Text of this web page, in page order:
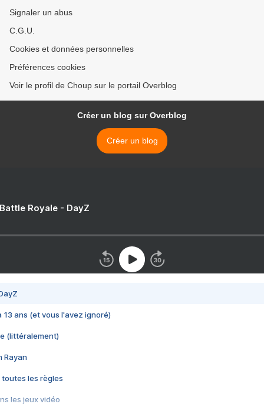
Signaler un abus
C.G.U.
Cookies et données personnelles
Préférences cookies
Voir le profil de Choup sur le portail Overblog
Créer un blog sur Overblog
Créer un blog
Royale - DayZ
13 ans (et vous l'avez ignoré)
(littéralement)
Rayan
toutes les règles
les jeux vidéo